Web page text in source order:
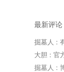
最新评论